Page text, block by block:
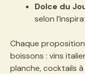
Dolce du
selon
Chaque
boissons : vins
planche, cocktails